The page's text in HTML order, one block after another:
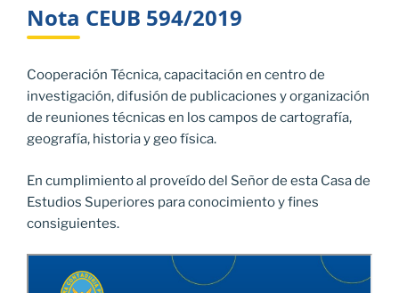
Nota CEUB 594/2019
Cooperación Técnica, capacitación en centro de
investigación, difusión de publicaciones y organización
de reuniones técnicas en los campos de cartografía,
geografía, historia y geo física.
En cumplimiento al proveído del Señor de esta Casa de
Estudios Superiores para conocimiento y fines
consiguientes.